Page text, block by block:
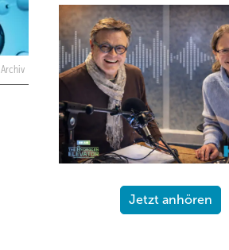
Archiv
Jetzt anhören